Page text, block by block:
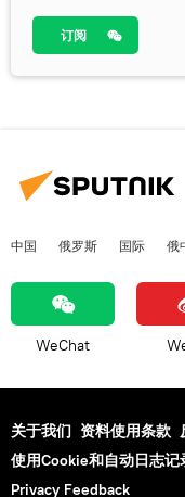
订阅
中国 俄罗斯 国际 俄
WeChat
关于我们 资料使用条款
使用Cookie和自动日志记
Privacy Feedback